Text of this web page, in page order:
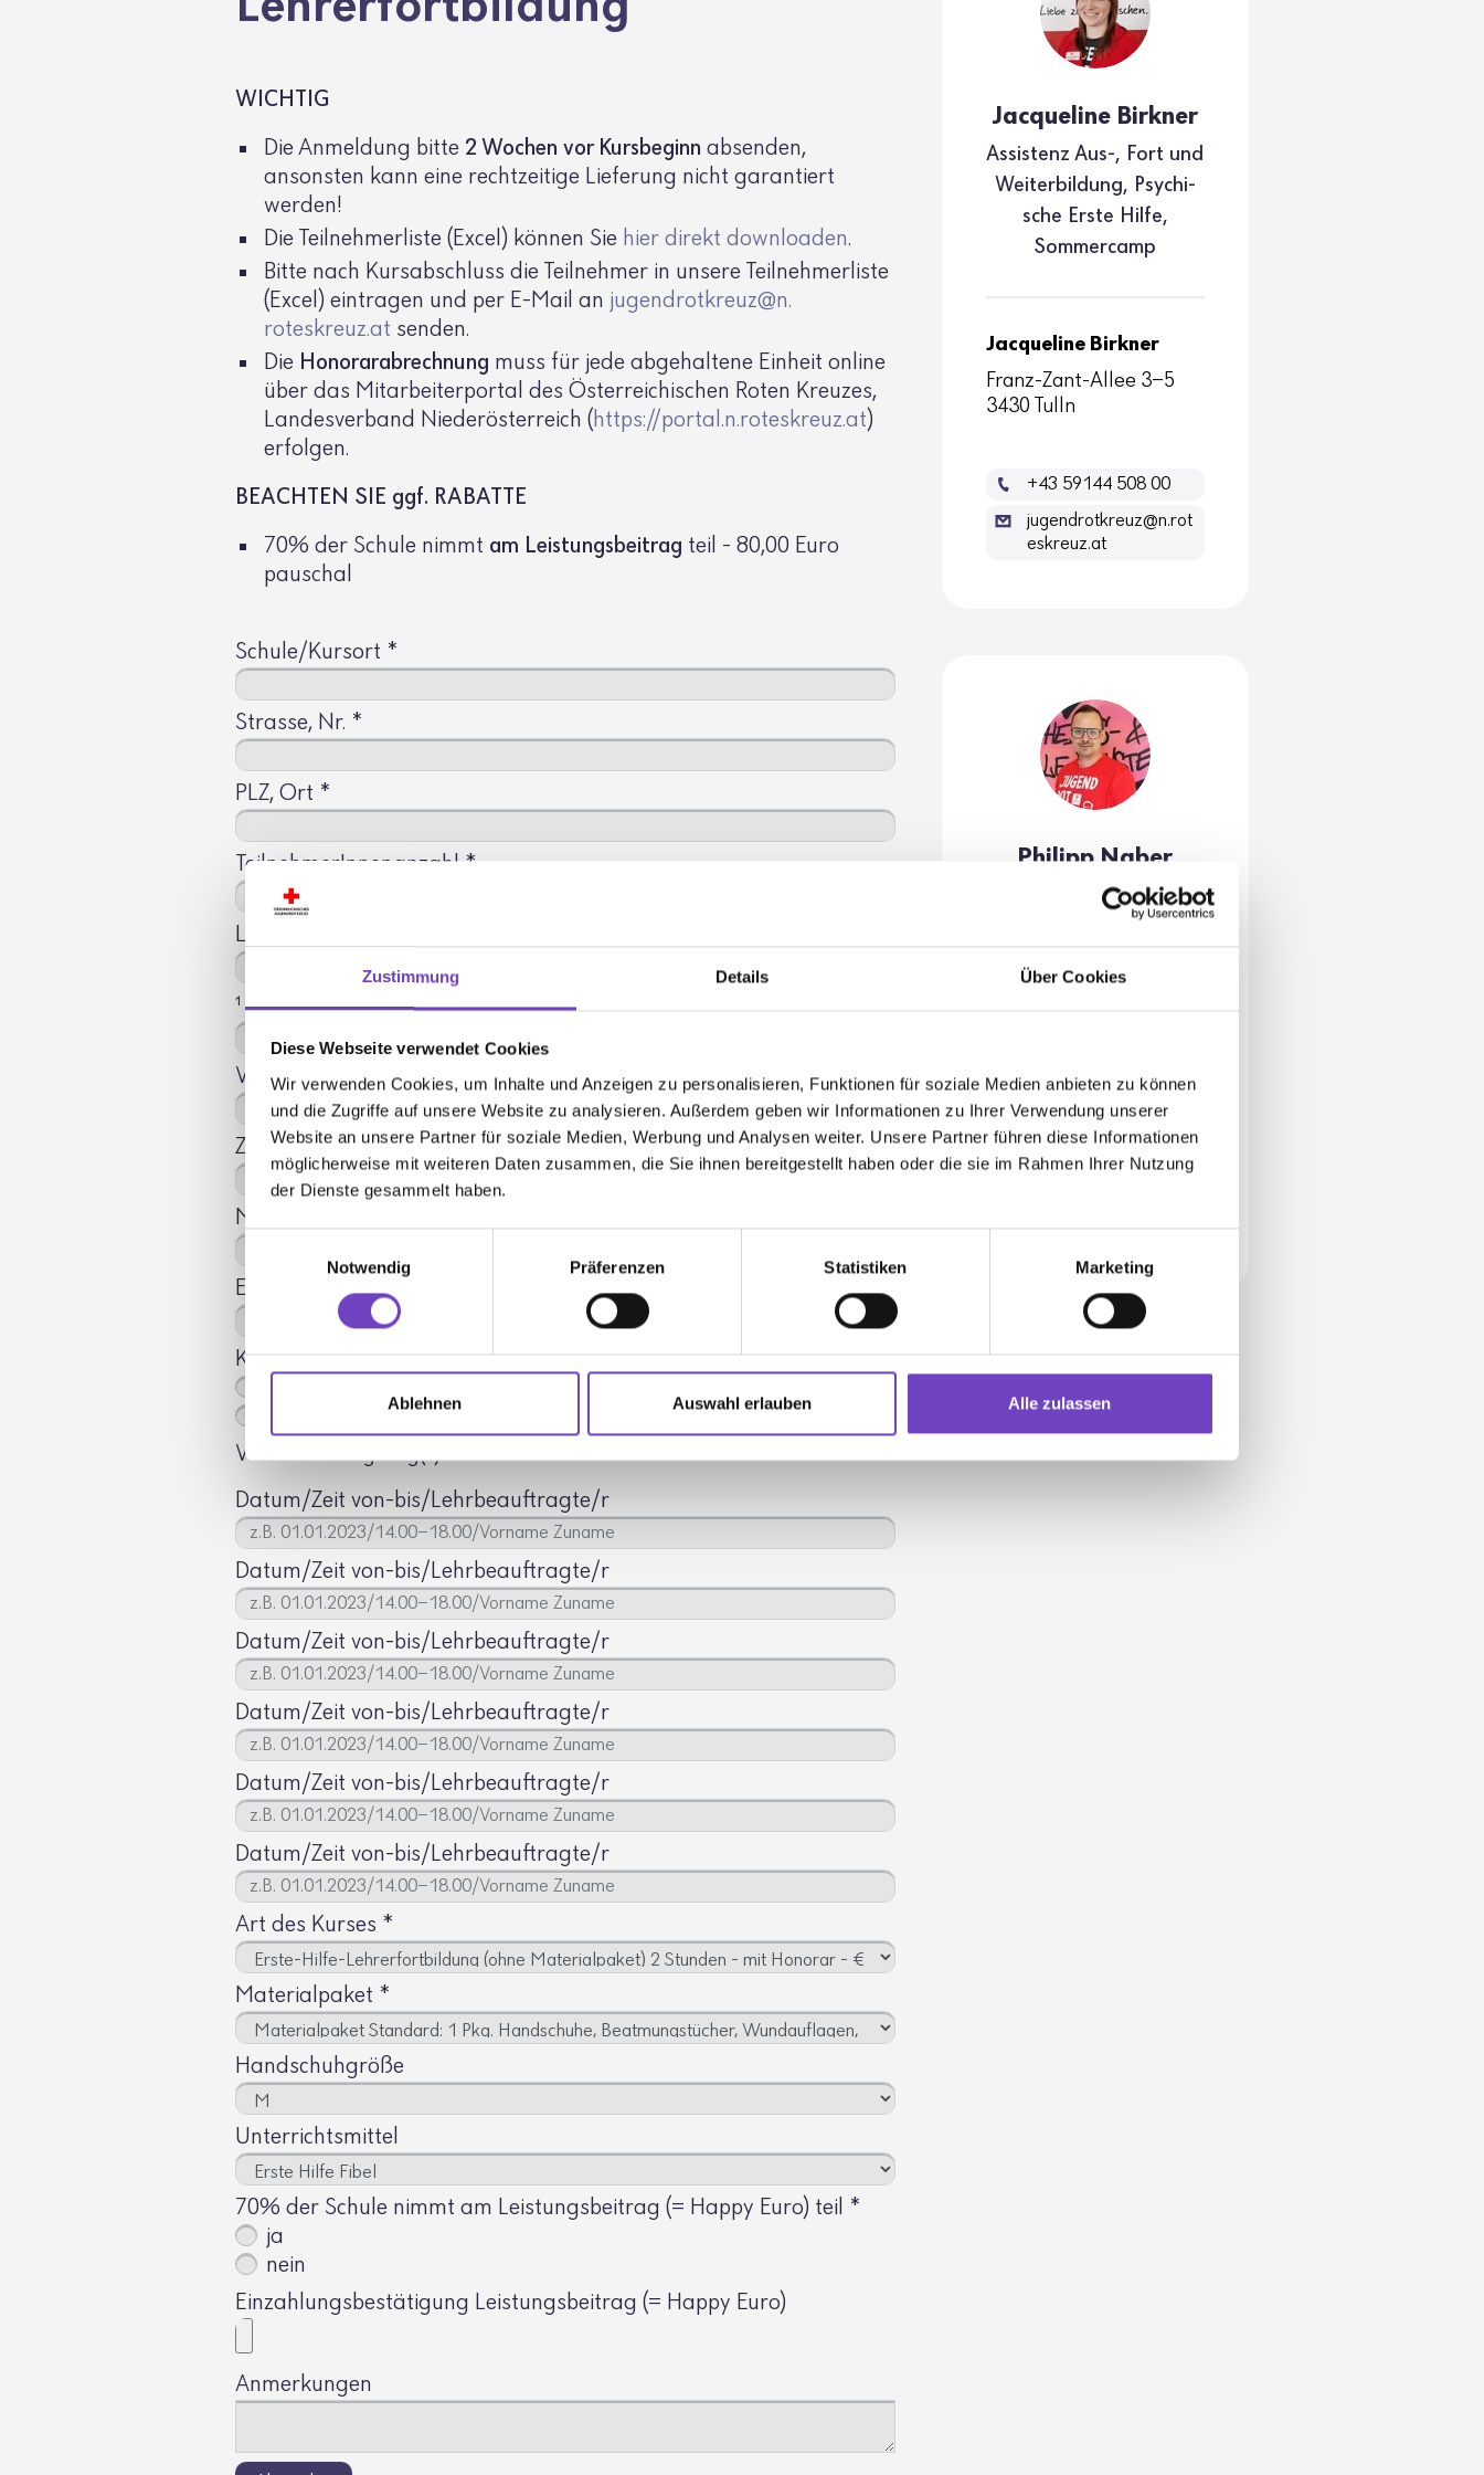
Zustimmung Details Über Cookies
Diese Webseite verwendet Cookies
Wir verwenden Cookies, um Inhalte und Anzeigen zu personalisieren, Funktionen für soziale Medien anbieten zu können
und die Zugriffe auf unsere Website zu analysieren. Außerdem geben wir Informationen zu Ihrer Verwendung unserer
Website an unsere Partner für soziale Medien, Werbung und Analysen weiter. Unsere Partner führen diese Informationen
möglicherweise mit weiteren Daten zusammen, die Sie ihnen bereitgestellt haben oder die sie im Rahmen Ihrer Nutzung
der Dienste gesammelt haben.
Einwilligungsauswahl
Notwendig
Präferenzen Statistiken Marketing
Ablehnen Auswahl erlauben Alle zulassen
WICHTIG
Die Anmel­dung bitte 2 Wochen vor Kurs­be­ginn absenden,
ansonsten kann eine recht­zei­tige Liefe­rung nicht garan­tiert
werden!
Die Teil­neh­mer­liste (Excel) können Sie hier direkt down­loaden.
Bitte nach Kurs­ab­schluss die Teil­nehmer in unsere Teil­neh­mer­liste
(Excel) eintragen und per E-Mail an jugend­rot­kreuz@​n.​
roteskreuz.​at senden.
Die Hono­ra­r­ab­rech­nung muss für jede abge­hal­tene Einheit online
über das Mitar­bei­ter­portal des Öster­rei­chi­schen Roten Kreuzes,
Landes­ver­band Nieder­ös­ter­reich (https://portal.n.​roteskreuz.​at)
erfolgen.
BEACHTEN SIE ggf. RABATTE
70% der Schule nimmt am Leis­tungs­bei­trag teil - 80,00 Euro
pauschal
Schule/Kursort *
Strasse, Nr. *
PLZ, Ort *
TeilnehmerInnenanzahl *
Lehrbeauftragte/r
¹ Dienststellenname (bei Auswahl ÖRK notwendig)
Vorname*
Zuname*
Mitgliedsnummer
E-Mail-Adresse*
Kursort ist gleich Stammschule der/des Lehrbeauftragten*
Veranstaltungstag(e)
Datum/Zeit von-bis/Lehrbeauftragte/r
Datum/Zeit von-bis/Lehrbeauftragte/r
Datum/Zeit von-bis/Lehrbeauftragte/r
Datum/Zeit von-bis/Lehrbeauftragte/r
Datum/Zeit von-bis/Lehrbeauftragte/r
Datum/Zeit von-bis/Lehrbeauftragte/r
Art des Kurses *
Materialpaket *
Handschuhgröße
Unterrichtsmittel
70% der Schule nimmt am Leistungsbeitrag (= Happy Euro) teil *
ja
nein
Einzahlungsbestätigung Leistungsbeitrag (= Happy Euro)
Anmerkungen
Jacque­line Birkner
Assis­tenz Aus-, Fort und
Weiter­bil­dung, Psychi­
sche Erste Hilfe,
Sommer­camp
Jacqueline Birkner
Franz-Zant-Allee 3-5
3430 Tulln
+43 59144 508 00
jugendrotkreuz@n.rot
eskreuz.at
Philipp Naber
Fach­be­reichs­leiter
Schul­ser­vice
3430 Tulln
+43 59144 508 00
eskreuz.at